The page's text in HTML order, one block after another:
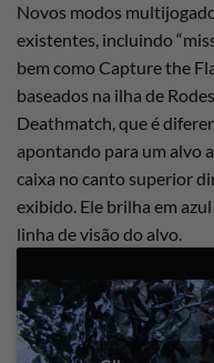
Novos modos
existentes, incluindo
bem como Capture the
baseados na ilha de
Deathmatch, que é
apontando para um alvo
caixa no canto superior
exibido. Ele brilha em
linha de visão do alvo.